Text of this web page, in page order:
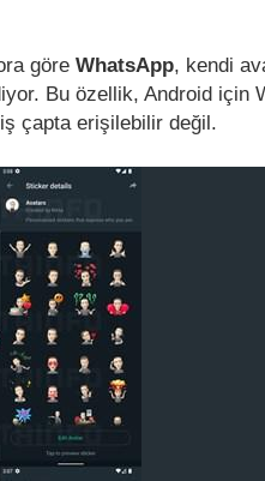
göre WhatsApp, kendi
Bu özellik, Android için
çapta erişilebilir değil.